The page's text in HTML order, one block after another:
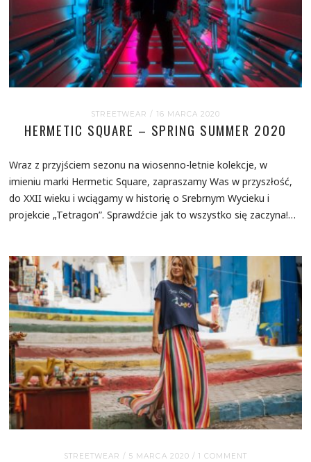
STREETWEAR / 16 MARCA 2020
HERMETIC SQUARE – SPRING SUMMER 2020
Wraz z przyjściem sezonu na wiosenno-letnie kolekcje, w
imieniu marki Hermetic Square, zapraszamy Was w przyszłość,
do XXII wieku i wciągamy w historię o Srebrnym Wycieku i
projekcie „Tetragon”. Sprawdźcie jak to wszystko się zaczyna!…
STREETWEAR / 5 MARCA 2020 / 1 COMMENT